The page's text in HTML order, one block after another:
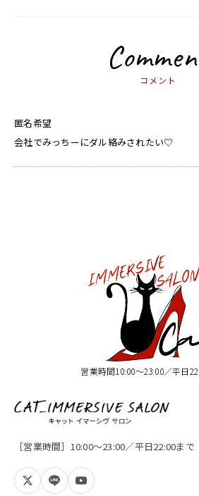
コメント
匿名希望
会社でみっちーにダル絡みされたい♡
営業時間10:00〜23:00／平日
［営業時間］10:00〜23:00／平日22:00まで